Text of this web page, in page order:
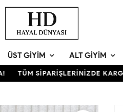
ÜST GIYIM ALT GIYIM
TÜM SİPARİŞLERİNİZDE KARGO